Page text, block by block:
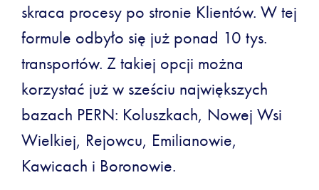
skraca procesy po stronie Klientów. W tej
formule odbyło się już ponad 10 tys.
transportów. Z takiej opcji można
korzystać już w sześciu największych
bazach PERN: Koluszkach, Nowej Wsi
Wielkiej, Rejowcu, Emilianowie,
Kawicach i Boronowie.